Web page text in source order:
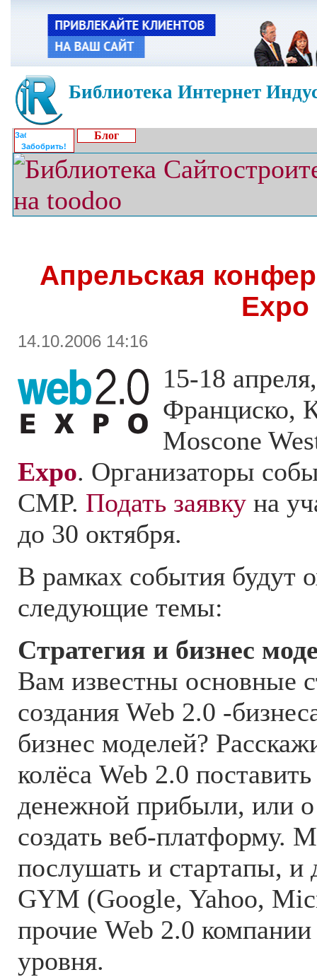
Библиотека Интернет
Забобрить!
Блог
Апрельская
Expo
14.10.2006 14:16
15-18
Франциско,
Moscone
Expo. Организаторы
CMP. Подать заявку на
до 30 октября.
В рамках события будут
следующие темы:
Стратегия и бизнес
Вам известны основные
создания Web 2.0 -
бизнес моделей?
колёса Web 2.0
денежной прибыли, или о
создать веб-платформу.
послушать и стартапы, и
GYM (Google, Yahoo,
прочие Web 2.0 компании
уровня.